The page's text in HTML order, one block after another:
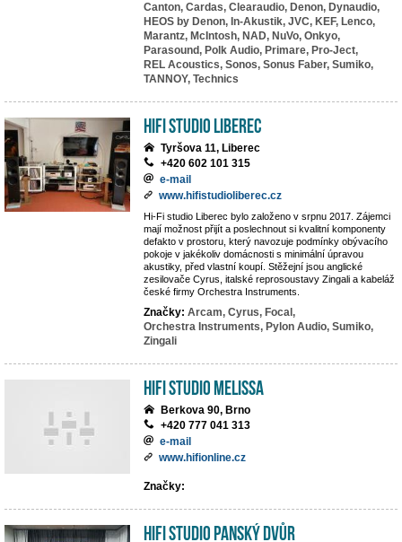
Canton, Cardas, Clearaudio, Denon, Dynaudio,
HEOS by Denon, In-Akustik, JVC, KEF, Lenco,
Marantz, McIntosh, NAD, NuVo, Onkyo,
Parasound, Polk Audio, Primare, Pro-Ject,
REL Acoustics, Sonos, Sonus Faber, Sumiko,
TANNOY, Technics
HiFi studio Liberec
Tyršova 11, Liberec
+420 602 101 315
e-mail
www.hifistudioliberec.cz
Hi-Fi studio Liberec bylo založeno v srpnu 2017. Zájemci
mají možnost přijít a poslechnout si kvalitní komponenty
defakto v prostoru, který navozuje podmínky obývacího
pokoje v jakékoliv domácnosti s minimální úpravou
akustiky, před vlastní koupí. Stěžejní jsou anglické
zesilovače Cyrus, italské reprosoustavy Zingali a kabeláž
české firmy Orchestra Instruments.
Značky: Arcam, Cyrus, Focal,
Orchestra Instruments, Pylon Audio, Sumiko,
Zingali
Hifi studio MeLiSSA
Berkova 90, Brno
+420 777 041 313
e-mail
www.hifionline.cz
Značky:
Hifi Studio Panský Dvůr